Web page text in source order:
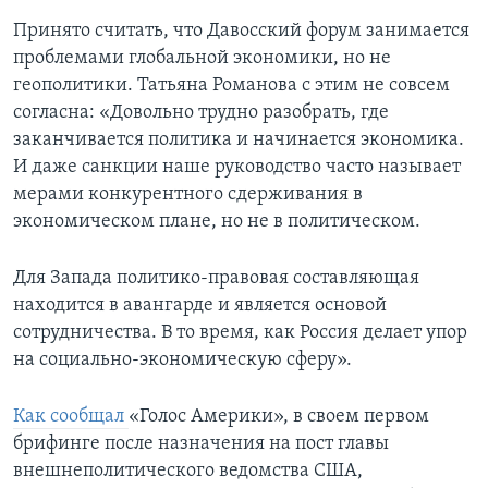
Принято считать, что Давосский форум занимается
проблемами глобальной экономики, но не
геополитики. Татьяна Романова с этим не совсем
согласна: «Довольно трудно разобрать, где
заканчивается политика и начинается экономика.
И даже санкции наше руководство часто называет
мерами конкурентного сдерживания в
экономическом плане, но не в политическом.
Для Запада политико-правовая составляющая
находится в авангарде и является основой
сотрудничества. В то время, как Россия делает упор
на социально-экономическую сферу».
Как сообщал «Голос Америки», в своем первом
брифинге после назначения на пост главы
внешнеполитического ведомства США,